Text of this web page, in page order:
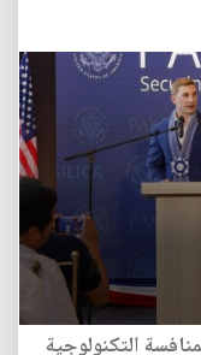
التكنولوجية